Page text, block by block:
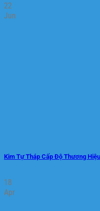
22
Jun
Kim Tự Tháp Cấp Độ Thương
18
Apr